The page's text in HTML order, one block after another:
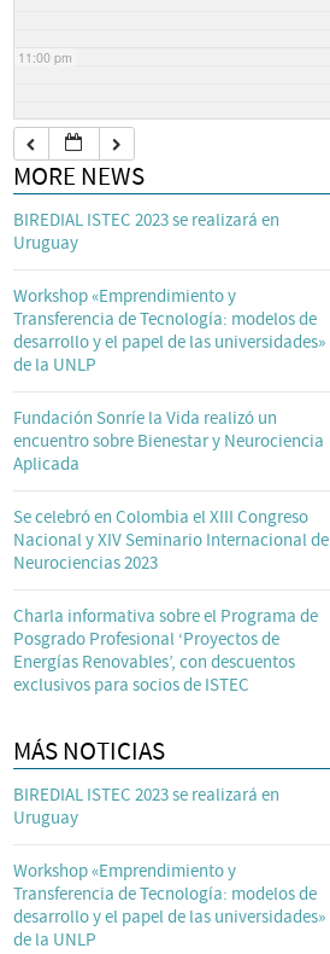
11:00 pm
MORE NEWS
BIREDIAL ISTEC 2023 se realizará en
Uruguay
Workshop «Emprendimiento y
Transferencia de Tecnología: modelos de
desarrollo y el papel de las universidades»
de la UNLP
Fundación Sonríe la Vida realizó un
encuentro sobre Bienestar y Neurociencia
Aplicada
Se celebró en Colombia el XIII Congreso
Nacional y XIV Seminario Internacional de
Neurociencias 2023
Charla informativa sobre el Programa de
Posgrado Profesional ‘Proyectos de
Energías Renovables’, con descuentos
exclusivos para socios de ISTEC
MÁS NOTICIAS
BIREDIAL ISTEC 2023 se realizará en
Uruguay
Workshop «Emprendimiento y
Transferencia de Tecnología: modelos de
desarrollo y el papel de las universidades»
de la UNLP